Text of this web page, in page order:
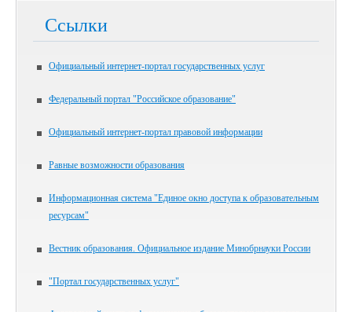
Ссылки
Официальный интернет-портал государственных услуг
Федеральный портал "Российское образование"
Официальный интернет-портал правовой информации
Равные возможности образования
Информационная система "Единое окно доступа к образовательным
ресурсам"
Вестник образования. Официальное издание Минобрнауки России
"Портал государственных услуг"